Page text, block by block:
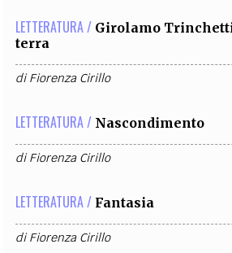
LETTERATURA / Girolamo
terra
diFiorenza Cirillo
LETTERATURA / Nascondimento
diFiorenza Cirillo
LETTERATURA / Fantasia
diFiorenza Cirillo